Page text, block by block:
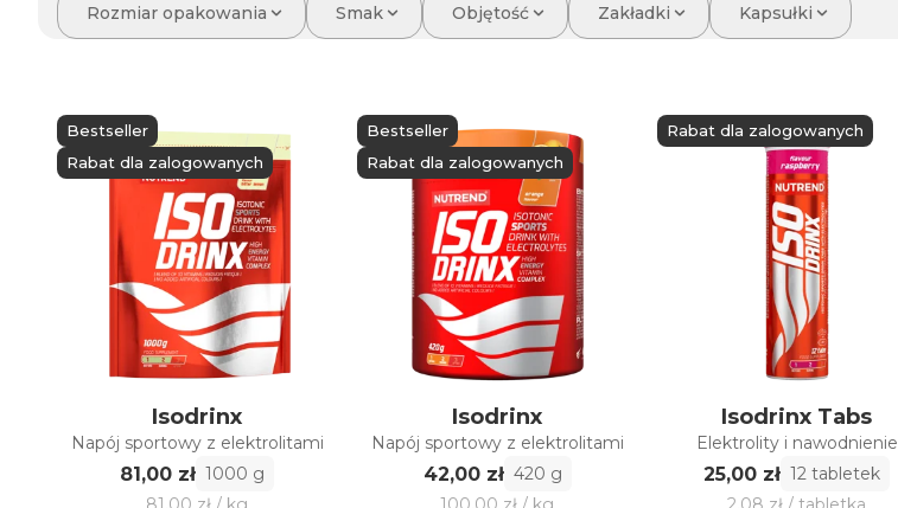
Rozmiar opakowania Smak Objętość Zakładki Kapsułki
Bestseller
Rabat dla zalogowanych
Isodrinx
Napój sportowy z elektrolitami
81,00 zł 1000 g
Bestseller
Rabat dla zalogowanych
Isodrinx
Napój sportowy z elektrolitami
42,00 zł 420 g
Rabat dla zalogowanych
Isodrinx Tabs
Elektrolity i nawodnienie
25,00 zł 12 tabletek